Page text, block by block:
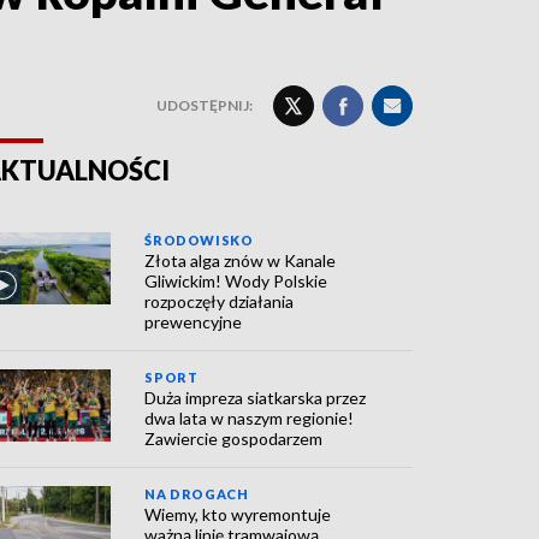
UDOSTĘPNIJ:
ŚRODOWISKO
Złota alga znów w Kanale
Gliwickim! Wody Polskie
rozpoczęły działania
prewencyjne
SPORT
Duża impreza siatkarska przez
dwa lata w naszym regionie!
Zawiercie gospodarzem
NA DROGACH
Wiemy, kto wyremontuje
ważną linię tramwajową.